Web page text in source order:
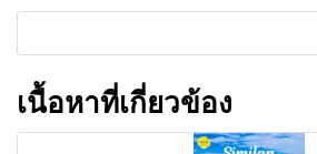
เนื้อหาที่เกี่ยวข้อง